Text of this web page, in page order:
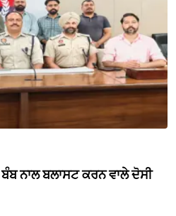
ਨਾਲ ਬਲਾਸਟ ਕਰਨ ਵਾਲੇ ਦੋਸੀ